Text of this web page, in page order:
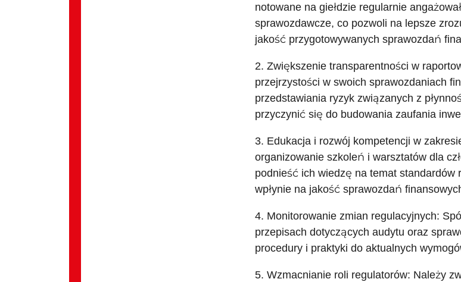
notowane na giełdzie regularnie
sprawozdawcze, co pozwoli na lepsze
jakość przygotowywanych sprawozdań
2. Zwiększenie transparentności w
przejrzystości w swoich sprawozdaniach
przedstawiania ryzyk związanych z
przyczynić się do budowania zaufania
3. Edukacja i rozwój kompetencji w
organizowanie szkoleń i warsztatów dla
podnieść ich wiedzę na temat
wpłynie na jakość sprawozdań
4. Monitorowanie zmian regulacyjnych:
przepisach dotyczących audytu oraz
procedury i praktyki do aktualnych
5. Wzmacnianie roli regulatorów: Należy